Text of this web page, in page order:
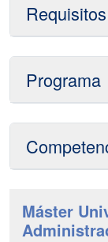
Requisitos
Programa
Máster